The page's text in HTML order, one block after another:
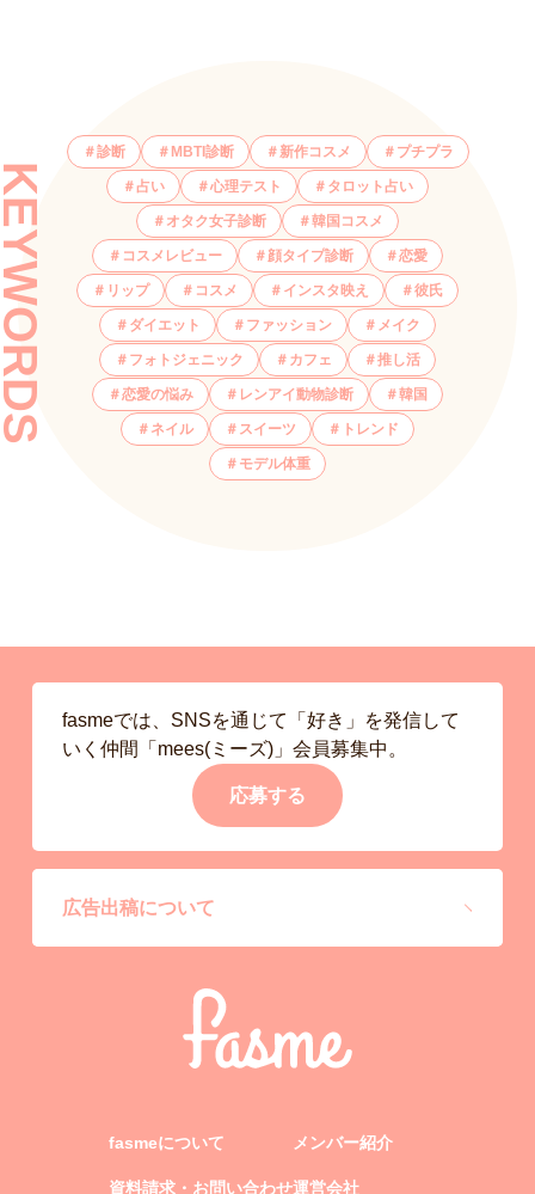
診断 MBTI診断 新作コスメ プチプラ
占い 心理テスト タロット占い
オタク女子診断 韓国コスメ
コスメレビュー 顔タイプ診断 恋愛
リップ コスメ インスタ映え 彼氏
ダイエット ファッション メイク
フォトジェニック カフェ 推し活
恋愛の悩み レンアイ動物診断 韓国
ネイル スイーツ トレンド
モデル体重
fasmeでは、SNSを通じて「好き」を発信して
いく仲間「mees(ミーズ)」会員募集中。
応募する
広告出稿について
fasmeについて
資料請求・お問い合わせ
メンバー紹介
運営会社